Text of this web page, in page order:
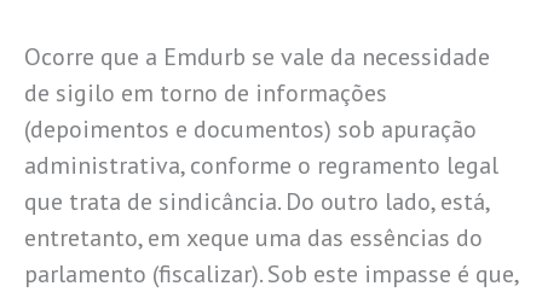
Ocorre que a Emdurb se vale da necessidade
de sigilo em torno de informações
(depoimentos e documentos) sob apuração
administrativa, conforme o regramento legal
que trata de sindicância. Do outro lado, está,
entretanto, em xeque uma das essências do
parlamento (fiscalizar). Sob este impasse é que,